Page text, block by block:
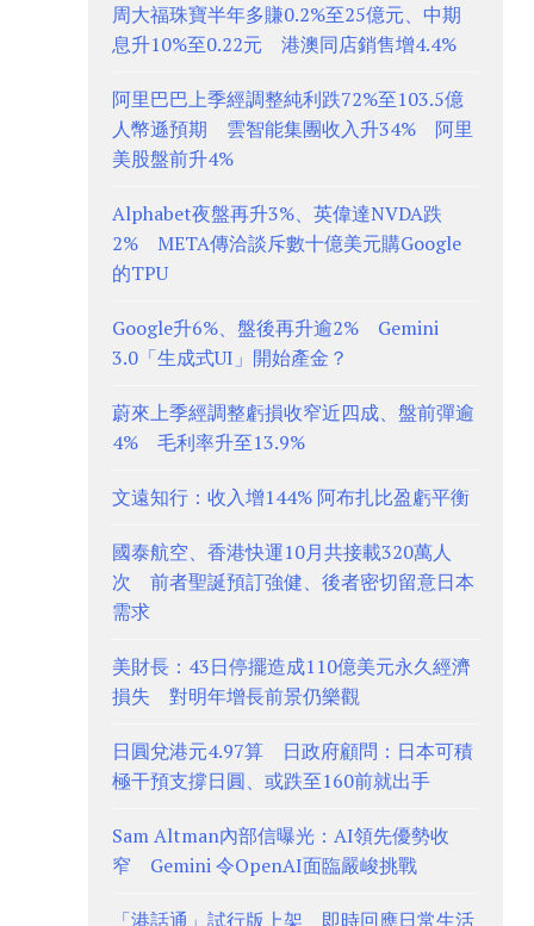
周大福珠寶半年多賺0.2%至25億元、中期
息升10%至0.22元 港澳同店銷售增4.4%
阿里巴巴上季經調整純利跌72%至103.5億
人幣遜預期 雲智能集團收入升34% 阿里
美股盤前升4%
Alphabet夜盤再升3%、英偉達NVDA跌
2% META傳洽談斥數十億美元購Google
的TPU
Google升6%、盤後再升逾2% Gemini
3.0「生成式UI」開始產金？
蔚來上季經調整虧損收窄近四成、盤前彈逾
4% 毛利率升至13.9%
文遠知行：收入增144% 阿布扎比盈虧平衡
國泰航空、香港快運10月共接載320萬人
次 前者聖誕預訂強健、後者密切留意日本
需求
美財長：43日停擺造成110億美元永久經濟
損失 對明年增長前景仍樂觀
日圓兌港元4.97算 日政府顧問：日本可積
極干預支撐日圓、或跌至160前就出手
Sam Altman內部信曝光：AI領先優勢收
窄 Gemini 令OpenAI面臨嚴峻挑戰
「港話通」試行版上架 即時回應日常生活